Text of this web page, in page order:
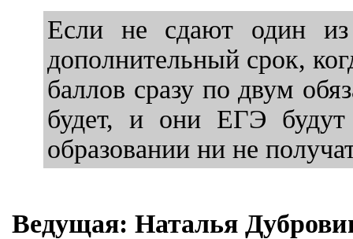
Если не сдают один из
дополнительный срок,
баллов сразу по двум
будет, и они ЕГЭ будут
образовании ни не
Ведущая: Наталья